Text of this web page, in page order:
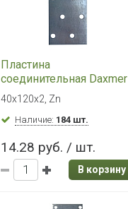
Пластина
соединительная Daxmer
40х120х2, Zn, PS
40х120х2, Zn
Наличие: 184 шт.
14.28 руб. / шт.
В корзину